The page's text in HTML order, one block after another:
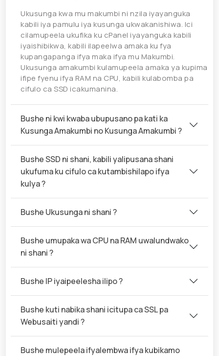
Ukusunga kwa mu makumbi ni nzila iyayanguka
kabili iya pamulu iya kusunga ukwakanishiwa. Ici
cilamupeela ukufika ku cPanel iyayanguka kabili
iyaishibikwa, kabili ilapeelwa amaka ku fya
kupangapanga ifya maka ifya mu Makumbi.
Ukusunga amakumbi kulamupeela amaka ya kupima
ifipe fyenu ifya RAM na CPU, kabili kulabomba pa
cifulo ca SSD icakumanina.
Bushe ni kwi kwaba ubupusano pa kati ka
Kusunga Amakumbi no Kusunga Amakumbi ?
Bushe SSD ni shani, kabili yalipusana shani
ukufuma ku cifulo ca kutambishilapo ifya
kulya ?
Bushe Ukusunga ni shani ?
Bushe umupaka wa CPU na RAM uwalundwako
ni shani ?
Bushe IP iyaipeelesha ilipo ?
Bushe kuti nabika shani icitupa ca SSL pa
Webusaiti yandi ?
Bushe mulepeela ifyalembwa ifya kubikamo